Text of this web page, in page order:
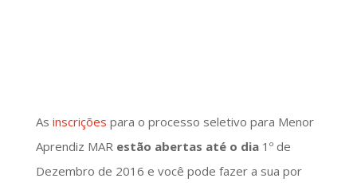
As inscrições para o processo seletivo para Menor
Aprendiz MAR estão abertas até o dia1º de
Dezembro de 2016 e você pode fazer a sua por